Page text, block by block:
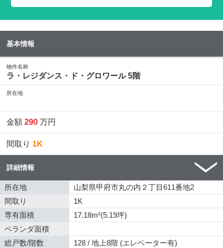
基本情報
物件名称
ラ・レジダンス・ド・グロワール 5階
所在地
金額290 万円
間取り 1K
詳細情報
所在地
山梨県甲府市丸の内２丁目611番地2
間取り
1K
専有面積
17.18m²(5.19坪)
ベランダ面積
総戸数/階数
128 / 地上8階 (エレベーター有)